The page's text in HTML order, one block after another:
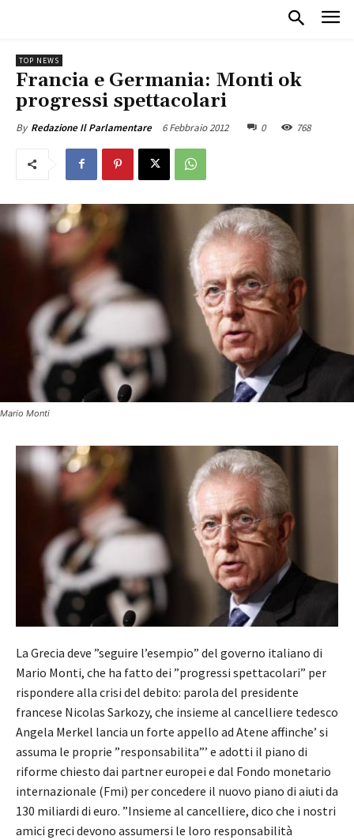
TOP NEWS
Francia e Germania: Monti ok
progressi spettacolari
By Redazione Il Parlamentare 6 Febbraio 2012 0 768
Mario Monti
La Grecia deve ”seguire l’esempio” del governo italiano di
Mario Monti, che ha fatto dei ”progressi spettacolari” per
rispondere alla crisi del debito: parola del presidente
francese Nicolas Sarkozy, che insieme al cancelliere tedesco
Angela Merkel lancia un forte appello ad Atene affinche’ si
assuma le proprie ”responsabilita”’ e adotti il piano di
riforme chiesto dai partner europei e dal Fondo monetario
internazionale (Fmi) per concedere il nuovo piano di aiuti da
130 miliardi di euro. ”Insieme al cancelliere, dico che i nostri
amici greci devono assumersi le loro responsabilità